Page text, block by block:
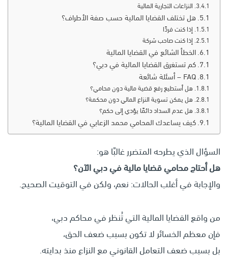
النزاعات التجارية المالية
هل تختلف القضايا المالية حسب صفة الأطراف؟
إذا كنت فردًا
إذا كنت صاحب شركة
الخطأ الشائع في القضايا المالية
كم تستغرق القضايا المالية في دبي؟
FAQ – أسئلة شائعة
هل أستطيع رفع قضية مالية دون محامي؟
هل يمكن تسوية النزاع المالي دون محكمة؟
هل عدم السداد دائمًا يؤدي إلى حكم؟
كيف يساعدك المحامي محمد الزعابي في القضايا المالية؟
السؤال الذي يطرحه المتضرر غالبًا هو:
هل أحتاج محامي قضايا مالية في دبي الآن؟
والإجابة في أغلب الحالات: نعم، ولكن في التوقيت الصحيح.
من واقع القضايا المالية التي تُنظر في محاكم دبي،
فإن معظم الخسائر لا تكون بسبب ضعف الحق،
بل بسبب ضعف التعامل القانوني مع النزاع منذ بدايته.